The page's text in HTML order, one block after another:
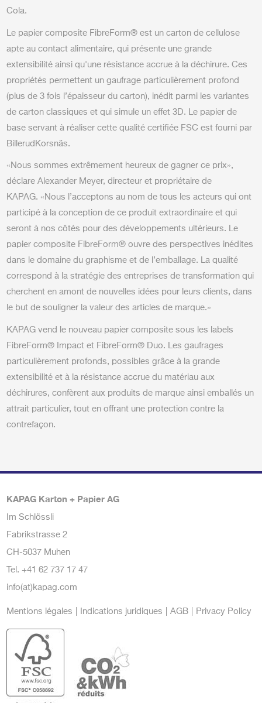
Cola.
Le papier composite FibreForm® est un carton de cellulose
apte au contact alimentaire, qui présente une grande
extensibilité ainsi qu'une résistance accrue à la déchirure. Ces
propriétés permettent un gaufrage particulièrement profond
(plus de 3 fois l’épaisseur du carton), inédit parmi les variantes
de carton classiques et qui simule un effet 3D. Le papier de
base servant à réaliser cette qualité certifiée FSC est fourni par
BillerudKorsnäs.
«Nous sommes extrêmement heureux de gagner ce prix»,
déclare Alexander Meyer, directeur et propriétaire de
KAPAG. «Nous l’acceptons au nom de tous les acteurs qui ont
participé à la conception de ce produit extraordinaire et qui
seront à nos côtés pour des développements ultérieurs. Le
papier composite FibreForm® ouvre des perspectives inédites
dans le domaine du graphisme et de l’emballage. La qualité
correspond à la stratégie des entreprises de transformation qui
cherchent en amont de nouvelles idées pour leurs clients, dans
le but de souligner la valeur des articles de marque.»
KAPAG vend le nouveau papier composite sous les labels
FibreForm® Impact et FibreForm® Duo. Les gaufrages
particulièrement profonds, possibles grâce à la grande
extensibilité et à la résistance accrue du matériau aux
déchirures, confèrent aux produits de marque ainsi emballés un
attrait particulier, tout en offrant une protection contre la
contrefaçon.
KAPAG Karton + Papier AG
Im Schlössli
Fabrikstrasse 2
CH-5037 Muhen
Tel. +41 62 737 17 47
info(at)kapag.com
Mentions légales Indications juridiques AGB Privacy Policy